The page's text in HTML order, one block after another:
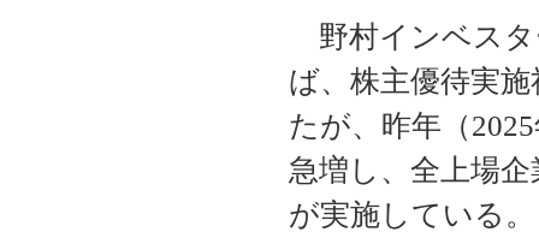
野村インベスタ
ば、株主優待実
たが、昨年（
急増し、全上場
が実施している